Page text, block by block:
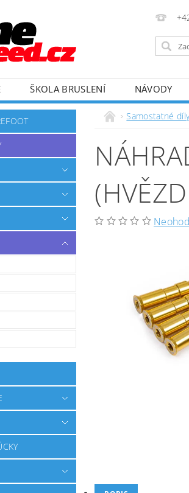
ŠKOLA BRUSLENÍ NÁVODY
OBCHODNÍ PODMÍNKY Samostatné